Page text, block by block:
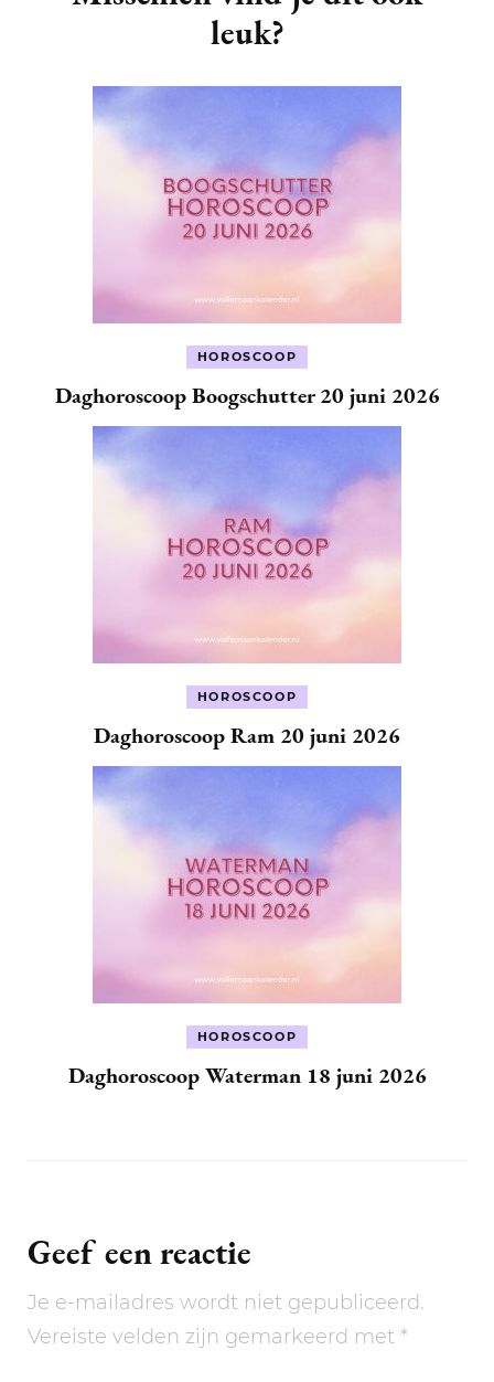
leuk?
HOROSCOOP
Daghoroscoop Boogschutter 20 juni 2026
HOROSCOOP
Daghoroscoop Ram 20 juni 2026
HOROSCOOP
Daghoroscoop Waterman 18 juni 2026
Geef een reactie
Je e-mailadres wordt niet gepubliceerd.
Vereiste velden zijn gemarkeerd met *